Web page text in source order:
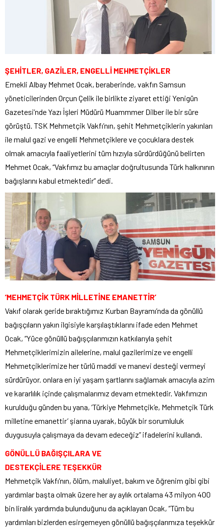
ŞEHİTLER, GAZİLER, ENGELLİ MEHMETÇİKLER
Emekli Albay Mehmet Ocak, beraberinde, vakfın Samsun
yöneticilerinden Orçun Çelik ile birlikte ziyaret ettiği Yenigün
Gazetesi’nde Yazı İşleri Müdürü Muammmer Dilber ile bir süre
görüştü. TSK Mehmetçik Vakfı’nın, şehit Mehmetçiklerin yakınları
ile malul gazi ve engelli Mehmetçiklere ve çocuklara destek
olmak amacıyla faaliyetlerini tüm hızıyla sürdürdüğünü belirten
Mehmet Ocak, “Vakfımız bu amaçlar doğrultusunda Türk halkınının
bağışlarını kabul etmektedir” dedi.
‘MEHMETÇİK TÜRK MİLLETİNE EMANETTİR’
Vakıf olarak geride bıraktığımız Kurban Bayramı’nda da gönüllü
bağışçıların yakın ilgisiyle karşılaştıklarını ifade eden Mehmet
Ocak, “Yüce gönüllü bağışçılarımızın katkılarıyla şehit
Mehmetçiklerimizin ailelerine, malul gazilerimize ve engelli
Mehmetçiklerimize her türlü maddi ve manevi desteği vermeyi
sürdürüyor. onlara en iyi yaşam şartlarını sağlamak amacıyla azim
ve kararlılık içinde çalışmalarımız devam etmektedir. Vakfımızın
kurulduğu günden bu yana, ‘Türkiye Mehmetçik’e, Mehmetçik Türk
milletine emanettir’ şiarına uyarak, büyük bir sorumluluk
duygusuyla çalışmaya da devam edeceğiz” ifadelerini kullandı.
GÖNÜLLÜ BAĞIŞÇILARA VE
DESTEKÇİLERE TEŞEKKÜR
Mehmetçik Vakfı’nın, ölüm, maluliyet, bakım ve öğrenim gibi gibi
yardımlar başta olmak üzere her ay aylık ortalama 43 milyon 400
bin liralık yardımda bulunduğunu da açıklayan Ocak, “Tüm bu
yardımları bizlerden esirgemeyen gönüllü bağışçılarımıza teşekkür